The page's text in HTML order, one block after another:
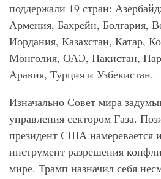
поддержали 19 стран:
Армения, Бахрейн, Болгария,
Иордания, Казахстан, Катар,
Монголия, ОАЭ, Пакистан,
Аравия, Турция и Узбекистан.
Изначально Совет мира
управления сектором Газа.
президент США намеревается
инструмент разрешения
мире. Трамп назначил себя